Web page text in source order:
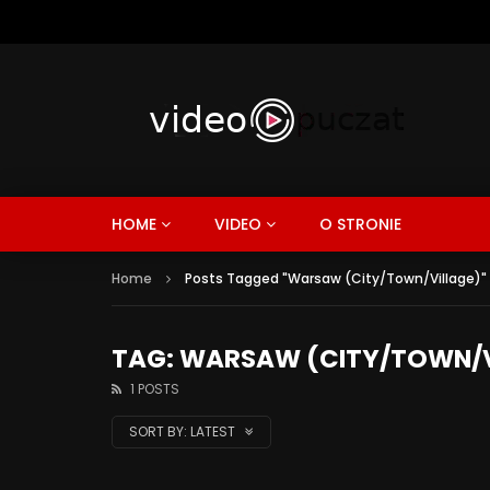
HOME VIDEO O STRONIE
Home Posts Tagged "Warsaw (City/Town/Village)"
TAG: WARSAW (CITY/TOWN/
1 POSTS
SORT BY: LATEST